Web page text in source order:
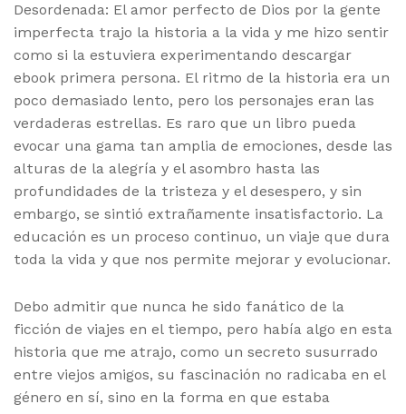
Desordenada: El amor perfecto de Dios por la gente
imperfecta trajo la historia a la vida y me hizo sentir
como si la estuviera experimentando descargar
ebook primera persona. El ritmo de la historia era un
poco demasiado lento, pero los personajes eran las
verdaderas estrellas. Es raro que un libro pueda
evocar una gama tan amplia de emociones, desde las
alturas de la alegría y el asombro hasta las
profundidades de la tristeza y el desespero, y sin
embargo, se sintió extrañamente insatisfactorio. La
educación es un proceso continuo, un viaje que dura
toda la vida y que nos permite mejorar y evolucionar.
Debo admitir que nunca he sido fanático de la
ficción de viajes en el tiempo, pero había algo en esta
historia que me atrajo, como un secreto susurrado
entre viejos amigos, su fascinación no radicaba en el
género en sí, sino en la forma en que estaba